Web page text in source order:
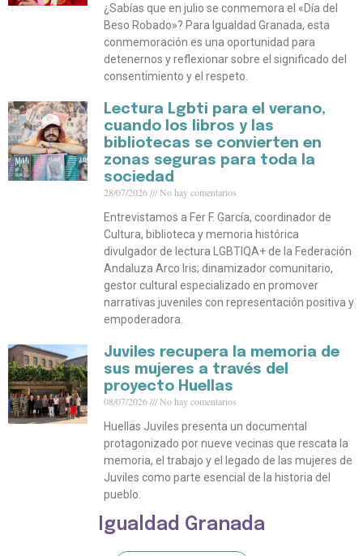
Igualdad Granada
¿Sabías que en julio se conmemora el «Día del
Beso Robado»? Para Igualdad Granada, esta
conmemoración es una oportunidad para
detenernos y reflexionar sobre el significado del
consentimiento y el respeto.
Lectura Lgbti para el verano,
cuando los libros y las
bibliotecas se convierten en
zonas seguras para toda la
sociedad
28/07/2026
No hay comentarios
Entrevistamos a Fer F. García, coordinador de
Cultura, biblioteca y memoria histórica
divulgador de lectura LGBTIQA+ de la Federación
Andaluza Arco Iris; dinamizador comunitario,
gestor cultural especializado en promover
narrativas juveniles con representación positiva y
empoderadora.
Juviles recupera la memoria de
sus mujeres a través del
proyecto Huellas
08/07/2026
No hay comentarios
Huellas Juviles presenta un documental
protagonizado por nueve vecinas que rescata la
memoria, el trabajo y el legado de las mujeres de
Juviles como parte esencial de la historia del
pueblo.